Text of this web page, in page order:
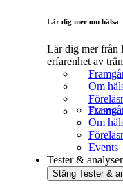
Lär dig mer om hälsa
Lär dig mer från
erfarenhet av
Om
Events
Om
Events
Tester & analyser
Stäng Tester &